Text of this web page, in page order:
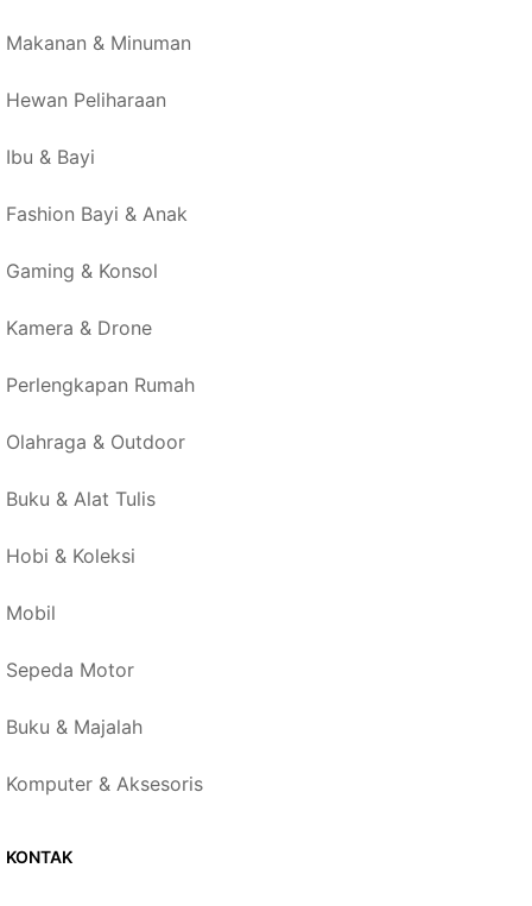
Makanan & Minuman
Hewan Peliharaan
Ibu & Bayi
Fashion Bayi & Anak
Gaming & Konsol
Kamera & Drone
Perlengkapan Rumah
Olahraga & Outdoor
Buku & Alat Tulis
Hobi & Koleksi
Mobil
Sepeda Motor
Buku & Majalah
Komputer & Aksesoris
KONTAK